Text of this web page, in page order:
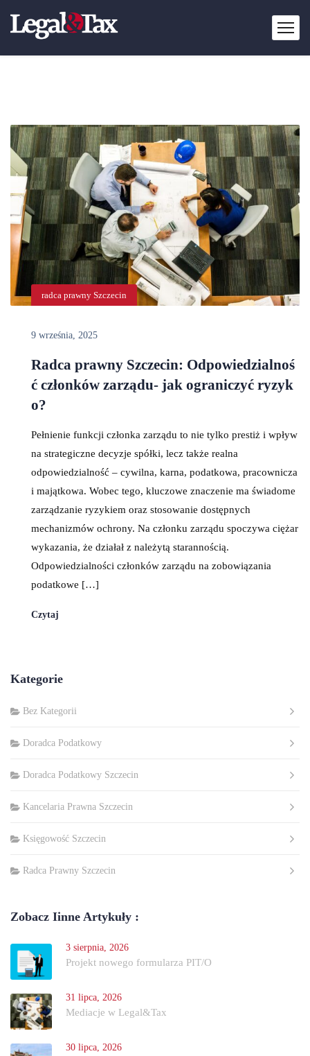
radca prawny Szczecin
9 września, 2025
Radca prawny Szczecin: Odpowiedzialnoś
ć członków zarządu- jak ograniczyć ryzyk
o?
Pełnienie funkcji członka zarządu to nie tylko prestiż i wpływ
na strategiczne decyzje spółki, lecz także realna
odpowiedzialność – cywilna, karna, podatkowa, pracownicza
i majątkowa. Wobec tego, kluczowe znaczenie ma świadome
zarządzanie ryzykiem oraz stosowanie dostępnych
mechanizmów ochrony. Na członku zarządu spoczywa ciężar
wykazania, że działał z należytą starannością.
Odpowiedzialności członków zarządu na zobowiązania
podatkowe […]
Czytaj
Kategorie
Bez Kategorii
Doradca Podatkowy
Doradca Podatkowy Szczecin
Kancelaria Prawna Szczecin
Księgowość Szczecin
Radca Prawny Szczecin
Zobacz Iinne Artykuły :
3 sierpnia, 2026
Projekt nowego formularza PIT/O
31 lipca, 2026
Mediacje w Legal&Tax
30 lipca, 2026